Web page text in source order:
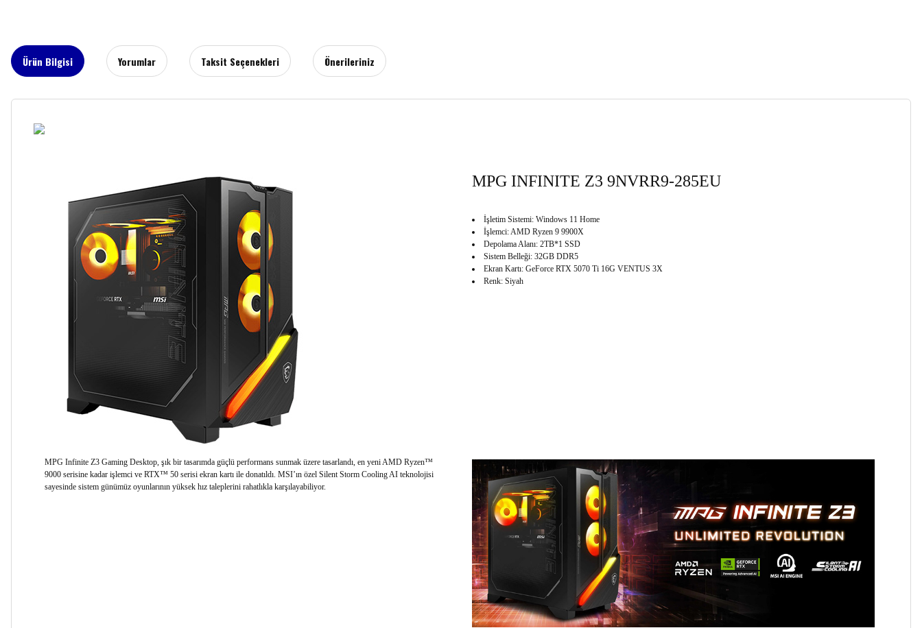
Ürün Bilgisi Yorumlar Taksit Seçenekleri Önerileriniz
MPG INFINITE Z3 9NVRR9-285EU
İşletim Sistemi: Windows 11 Home
İşlemci: AMD Ryzen 9 9900X
Depolama Alanı: 2TB*1 SSD
Sistem Belleği: 32GB DDR5
Ekran Kartı: GeForce RTX 5070 Ti 16G VENTUS 3X
Renk: Siyah
MPG Infinite Z3 Gaming Desktop, şık bir tasarımda güçlü performans sunmak üzere tasarlandı, en yeni AMD Ryzen™
9000 serisine kadar işlemci ve RTX™ 50 serisi ekran kartı ile donatıldı. MSI’ın özel Silent Storm Cooling AI teknolojisi
sayesinde sistem günümüz oyunlarının yüksek hız taleplerini rahatlıkla karşılayabiliyor.